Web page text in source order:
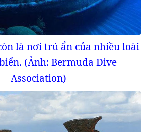
là nơi trú ẩn của nhiều loài
(Ảnh: Bermuda Dive
Association)